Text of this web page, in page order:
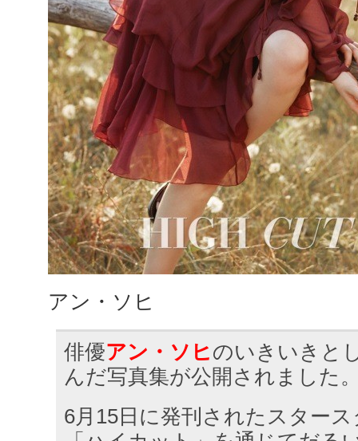
アン・ソヒ
俳優アン・ソヒのいきいきと
んだ写真集が公開されました
6月15日に発刊されたスター